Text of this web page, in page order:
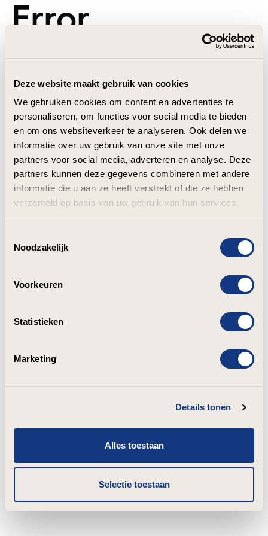
Deze website maakt gebruik van cookies
We gebruiken cookies om content en advertenties te
personaliseren, om functies voor social media te bieden
en om ons websiteverkeer te analyseren. Ook delen we
informatie over uw gebruik van onze site met onze
partners voor social media, adverteren en analyse. Deze
partners kunnen deze gegevens combineren met andere
informatie die u aan ze heeft verstrekt of die ze hebben
verzameld op basis van uw gebruik van hun services.
Noodzakelijk
Voorkeuren
Statistieken
Marketing
Details tonen
Alles toestaan
Selectie toestaan
Error